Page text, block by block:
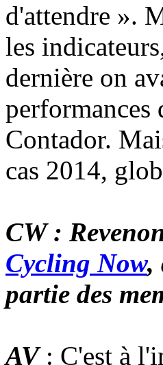
d'attendre ».
les
dernière on
performances
Contador.
cas 2014,
CW :
Cycling Now,
partie des
AV: C'est à